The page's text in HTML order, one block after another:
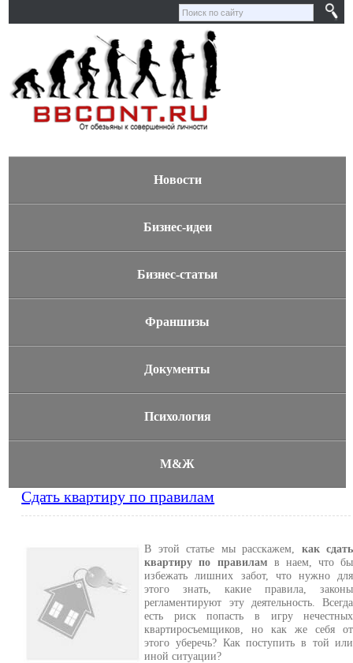
Новости
Бизнес-идеи
Бизнес-статьи
Франшизы
Документы
Психология
М&Ж
Сдать квартиру по правилам
В этой статье мы расскажем, как сдать
квартиру по правилам в наем, что бы
избежать лишних забот, что нужно для
этого знать, какие правила, законы
регламентируют эту деятельность. Всегда
есть риск попасть в игру нечестных
квартиросъемщиков, но как же себя от
этого уберечь? Как поступить в той или
иной ситуации?